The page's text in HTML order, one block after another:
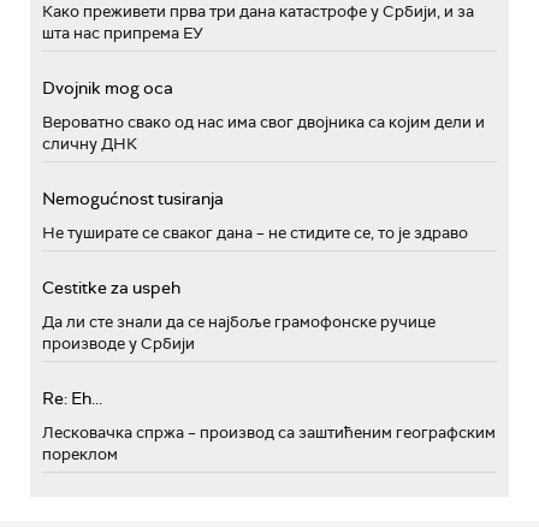
Како преживети прва три дана катастрофе у Србији, и за
шта нас припрема ЕУ
Dvojnik mog oca
Вероватно свако од нас има свог двојника са којим дели и
сличну ДНК
Nemogućnost tusiranja
Не туширате се сваког дана – не стидите се, то је здраво
Cestitke za uspeh
Да ли сте знали да се најбоље грамофонске ручице
производе у Србији
Re: Eh...
Лесковачка спржа – производ са заштићеним географским
пореклом